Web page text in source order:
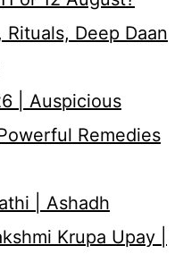
Deep Daan
| Auspicious
Remedies
| Ashadh
Krupa Upay |